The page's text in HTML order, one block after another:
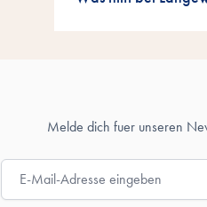
Melde dich fuer unseren
E-Mail-Adresse